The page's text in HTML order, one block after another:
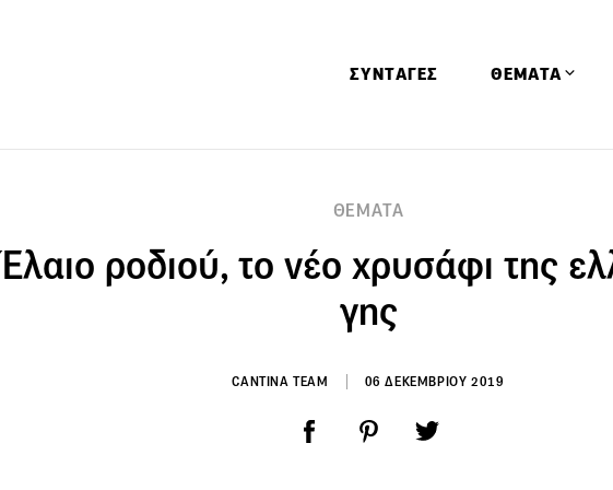
ΣΥΝΤΑΓΕΣ ΘΕΜΑΤΑ
Ειδήσεις
Έρευνες
ΘΕΜΑΤΑ
Έλαιο ροδιού, το νέο χρυσάφι της
γης
CANTINA TEAM 06 ΔΕΚΕΜΒΡΙΟΥ 2019